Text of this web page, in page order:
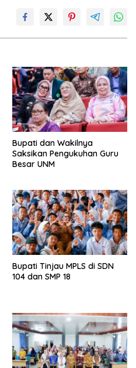
Bupati dan Wakilnya
Saksikan Pengukuhan Guru
Besar UNM
Bupati Tinjau MPLS di SDN
104 dan SMP 18